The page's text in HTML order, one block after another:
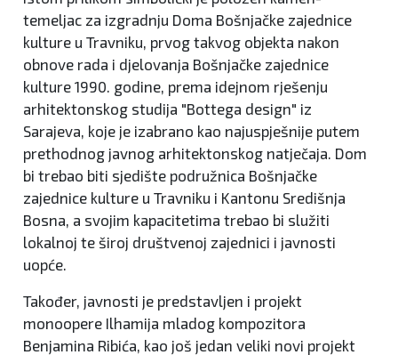
temeljac za izgradnju Doma Bošnjačke zajednice
kulture u Travniku, prvog takvog objekta nakon
obnove rada i djelovanja Bošnjačke zajednice
kulture 1990. godine, prema idejnom rješenju
arhitektonskog studija "Bottega design" iz
Sarajeva, koje je izabrano kao najuspješnije putem
prethodnog javnog arhitektonskog natječaja. Dom
bi trebao biti sjedište podružnica Bošnjačke
zajednice kulture u Travniku i Kantonu Središnja
Bosna, a svojim kapacitetima trebao bi služiti
lokalnoj te široj društvenoj zajednici i javnosti
uopće.
Također, javnosti je predstavljen i projekt
monoopere Ilhamija mladog kompozitora
Benjamina Ribića, kao još jedan veliki novi projekt